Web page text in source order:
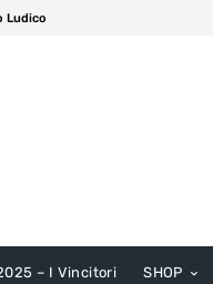
Ludico
– I Vincitori SHOP